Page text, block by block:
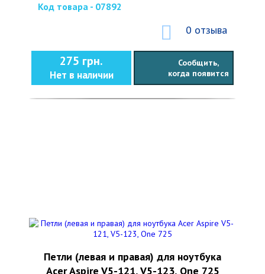
Код товара - 07892
0 отзыва
275 грн.
Нет в наличии
Сообщить,
когда появится
Петли (левая и правая) для ноутбука
Acer Aspire V5-121, V5-123, One 725